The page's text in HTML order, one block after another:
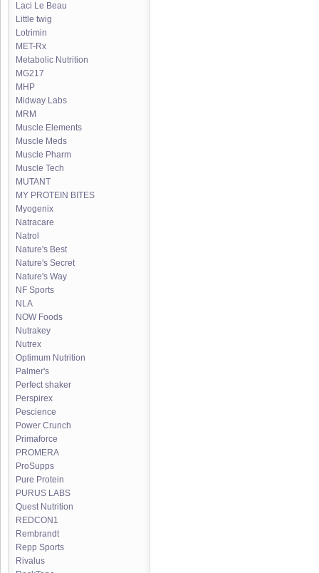
Laci Le Beau
Little twig
Lotrimin
MET-Rx
Metabolic Nutrition
MG217
MHP
Midway Labs
MRM
Muscle Elements
Muscle Meds
Muscle Pharm
Muscle Tech
MUTANT
MY PROTEIN BITES
Myogenix
Natracare
Natrol
Nature's Best
Nature's Secret
Nature's Way
NF Sports
NLA
NOW Foods
Nutrakey
Nutrex
Optimum Nutrition
Palmer's
Perfect shaker
Perspirex
Pescience
Power Crunch
Primaforce
PROMERA
ProSupps
Pure Protein
PURUS LABS
Quest Nutrition
REDCON1
Rembrandt
Repp Sports
Rivalus